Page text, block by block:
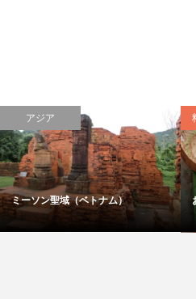
アジア
ミーソン聖域（ベトナム）